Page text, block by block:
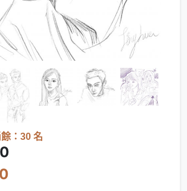
餘：30 名